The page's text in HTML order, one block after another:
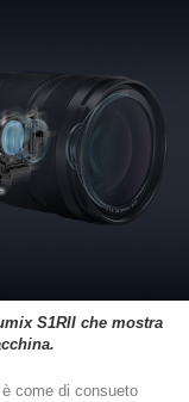
S1RII che mostra
come di consueto